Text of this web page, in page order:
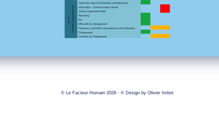
© Le Facteur Humain 2026 - © Design by Olivier Imbot